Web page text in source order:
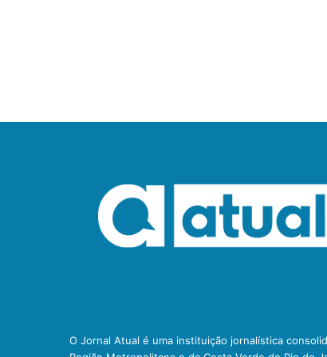
O Jornal Atual é uma instituição jornalística